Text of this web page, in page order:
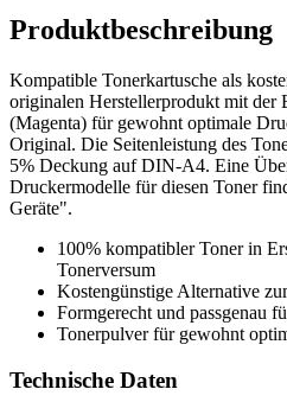
Produktbeschreibung
Kompatible Tonerkartusche als
originalen Herstellerprodukt mit der
(Magenta) für gewohnt optimale
Original. Die Seitenleistung des
5% Deckung auf DIN-A4. Eine
Druckermodelle für diesen Toner
Geräte".
100% kompatibler Toner in
Tonerversum
Kostengünstige Alternative
Formgerecht und passgenau
Tonerpulver für gewohnt
Technische Daten